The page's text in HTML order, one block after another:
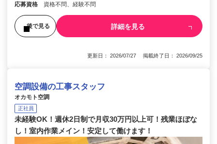
応募資格 資格不問、経験不問
後で見る 詳細を見る
更新日： 2026/07/27 掲載終了日： 2026/09/25
空調設備の工事スタッフ
オカモト空調
正社員
未経験OK！週休2日制で月収30万円以上可！残業ほぼな
し！室内作業メイン！安定して働けます！